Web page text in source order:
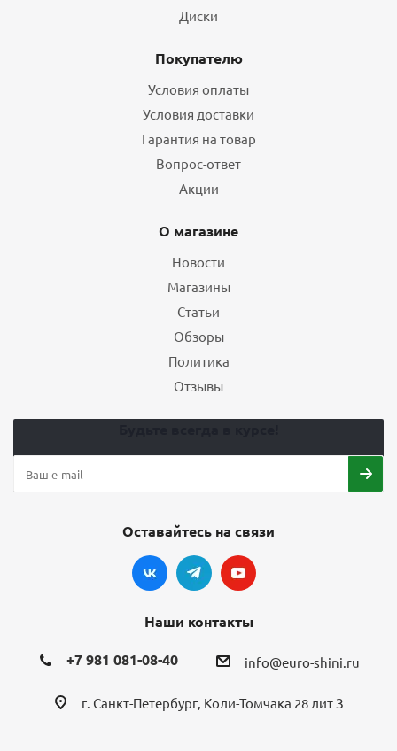
Диски
Покупателю
Условия оплаты
Условия доставки
Гарантия на товар
Вопрос-ответ
Акции
О магазине
Новости
Магазины
Статьи
Обзоры
Политика
Отзывы
Оставайтесь на связи
Наши контакты
+7 981 081-08-40 info@euro-shini.ru
г. Санкт-Петербург, Коли-Томчака 28 лит З